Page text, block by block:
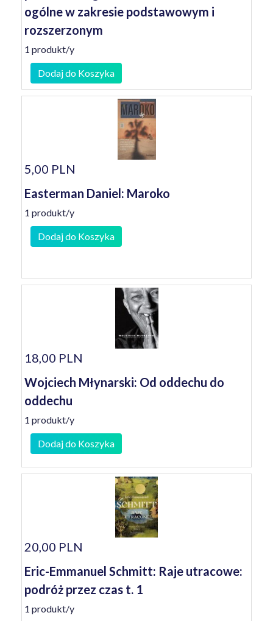
ogólne w zakresie podstawowym i
rozszerzonym
1 produkt/y
Dodaj do Koszyka
5,00 PLN
Easterman Daniel: Maroko
1 produkt/y
Dodaj do Koszyka
18,00 PLN
Wojciech Młynarski: Od oddechu do
oddechu
1 produkt/y
Dodaj do Koszyka
20,00 PLN
Eric-Emmanuel Schmitt: Raje utracowe:
podróż przez czas t. 1
1 produkt/y